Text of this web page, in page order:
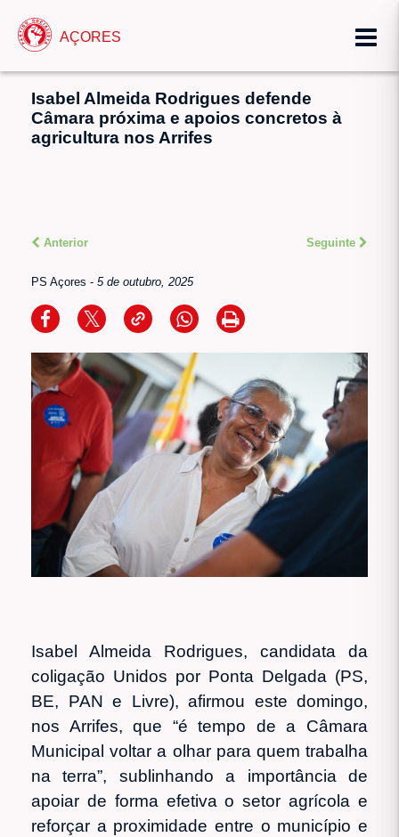
AÇORES
Isabel Almeida Rodrigues defende
Câmara próxima e apoios concretos à
agricultura nos Arrifes
Anterior Seguinte
PS Açores - 5 de outubro, 2025
Isabel Almeida Rodrigues, candidata da
coligação Unidos por Ponta Delgada (PS,
BE, PAN e Livre), afirmou este domingo,
nos Arrifes, que “é tempo de a Câmara
Municipal voltar a olhar para quem trabalha
na terra”, sublinhando a importância de
apoiar de forma efetiva o setor agrícola e
reforçar a proximidade entre o município e